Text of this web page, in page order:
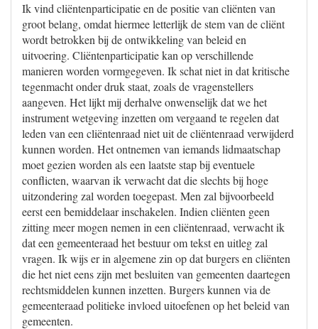
Ik vind cliëntenparticipatie en de positie van cliënten van
groot belang, omdat hiermee letterlijk de stem van de cliënt
wordt betrokken bij de ontwikkeling van beleid en
uitvoering. Cliëntenparticipatie kan op verschillende
manieren worden vormgegeven. Ik schat niet in dat kritische
tegenmacht onder druk staat, zoals de vragenstellers
aangeven. Het lijkt mij derhalve onwenselijk dat we het
instrument wetgeving inzetten om vergaand te regelen dat
leden van een cliëntenraad niet uit de cliëntenraad verwijderd
kunnen worden. Het ontnemen van iemands lidmaatschap
moet gezien worden als een laatste stap bij eventuele
conflicten, waarvan ik verwacht dat die slechts bij hoge
uitzondering zal worden toegepast. Men zal bijvoorbeeld
eerst een bemiddelaar inschakelen. Indien cliënten geen
zitting meer mogen nemen in een cliëntenraad, verwacht ik
dat een gemeenteraad het bestuur om tekst en uitleg zal
vragen. Ik wijs er in algemene zin op dat burgers en cliënten
die het niet eens zijn met besluiten van gemeenten daartegen
rechtsmiddelen kunnen inzetten. Burgers kunnen via de
gemeenteraad politieke invloed uitoefenen op het beleid van
gemeenten.